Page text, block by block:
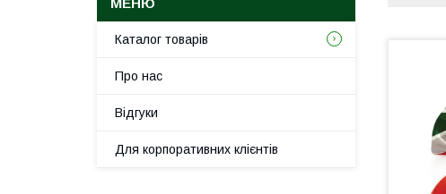
Каталог товарів
Про нас
Відгуки
Для корпоративних клієнтів